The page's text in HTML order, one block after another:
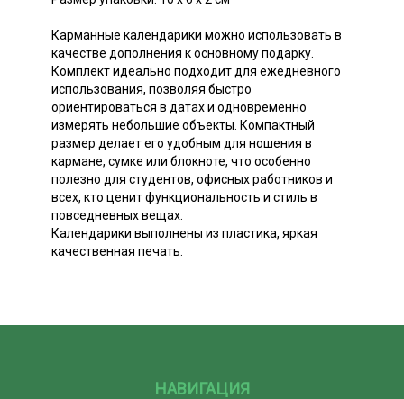
Карманные календарики можно использовать в
качестве дополнения к основному подарку.
Комплект идеально подходит для ежедневного
использования, позволяя быстро
ориентироваться в датах и одновременно
измерять небольшие объекты. Компактный
размер делает его удобным для ношения в
кармане, сумке или блокноте, что особенно
полезно для студентов, офисных работников и
всех, кто ценит функциональность и стиль в
повседневных вещах.
Календарики выполнены из пластика, яркая
качественная печать.
НАВИГАЦИЯ